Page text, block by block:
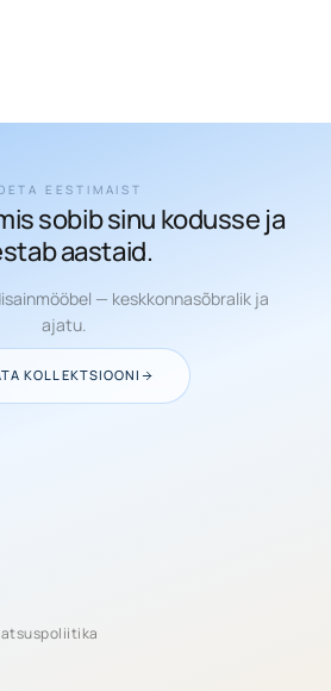
EESTIMAIST
sobib sinu kodusse ja
aastaid.
— keskkonnasõbralik ja
ajatu.
KOLLEKTSIOONI